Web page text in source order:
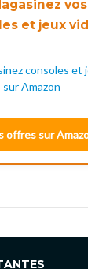
vos
et jeux
offres sur